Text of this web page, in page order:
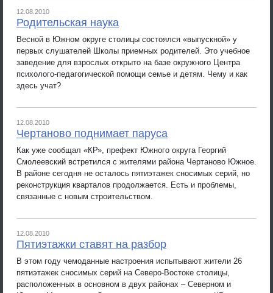
12.08.2010
Родительская наука
Весной в Южном округе столицы состоялся «выпускной» у
первых слушателей Школы приемных родителей. Это учебное
заведение для взрослых открыто на базе окружного Центра
психолого-педагогической помощи семье и детям. Чему и как
здесь учат?
12.08.2010
Чертаново поднимает паруса
Как уже сообщал «КР», префект Южного округа Георгий
Смолеевский встретился с жителями района Чертаново Южное.
В районе сегодня не осталось пятиэтажек сносимых серий, но
реконструкция кварталов продолжается. Есть и проблемы,
связанные с новым строительством.
12.08.2010
Пятиэтажки ставят на разбор
В этом году чемоданные настроения испытывают жители 26
пятиэтажек сносимых серий на Северо-Востоке столицы,
расположенных в основном в двух районах – Северном и